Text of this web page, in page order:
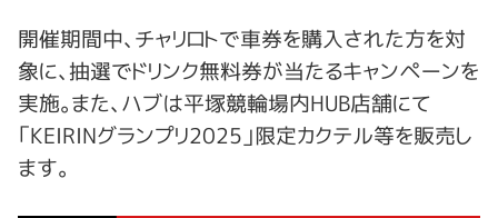
開催期間中、チャリロトで車券を購入された方を対
象に、抽選でドリンク無料券が当たるキャンペーンを
実施。また、ハブは平塚競輪場内HUB店舗にて
「KEIRINグランプリ2025」限定カクテル等を販売し
ます。